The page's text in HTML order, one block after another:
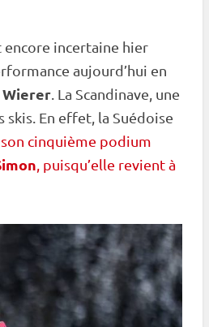
encore incertaine hier
aujourd’hui en
. La Scandinave, une
En effet, la Suédoise
cinquième podium
, puisqu’elle revient à